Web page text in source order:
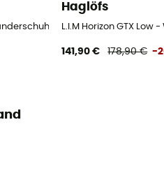
- Herren
Haglöfs
L.I.M Horizon GTX
141,90 € 178,90 € -